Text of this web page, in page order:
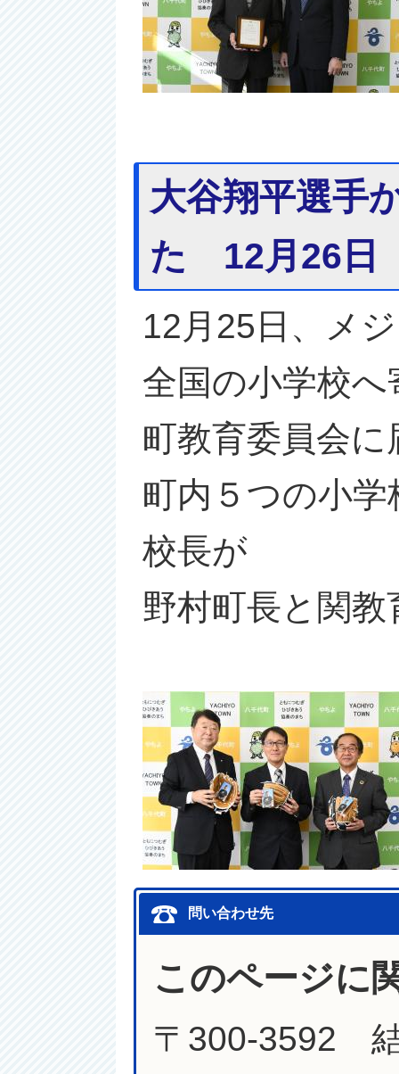
大谷翔平選手
た 12月26日
12月25日、メ
全国の小学校
町教育委員会
町内５つの小
校長が
野村町長と関
問い合わせ先
このページに
〒300-3592